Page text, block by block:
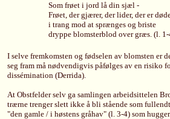
Som frøet i jord lå din sjæl -
Frøet, der gjærer, der lider, der er
i trang mod at sprænges og briste
dryppe blomsterblod over græs. (l. 1-
I selve fremkomsten og fødselen av blomsten er
seg fram må nødvendigvis påfølges av en risiko
dissémination (Derrida).
At Obstfelder selv ga samlingen arbeidsittelen
trærne trenger slett ikke å bli stående som
"den gamle / i høstens gråhav" (l. 3-4) som